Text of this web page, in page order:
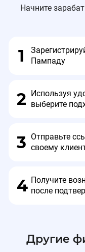
Начните
1
Пампаду
2
Используя
выберите
3 Отправьте
своему
4 Получите
после
Другие